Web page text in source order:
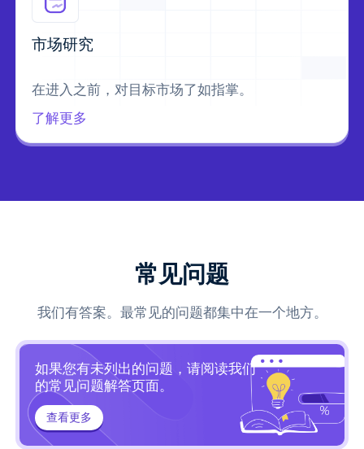
市场研究
在进入之前，对目标市场了如指掌。
了解更多
常见问题
我们有答案。最常见的问题都集中在一个地方。
如果您有未列出的问题，请阅读我们
的常见问题解答页面。
查看更多